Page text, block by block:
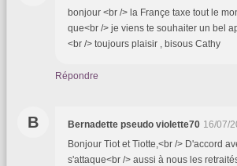
bonjour <br /> la Françe taxe tout le
que<br /> je viens te souhaiter un bel
<br /> toujours plaisir , bisous Cathy
Répondre
B Bernadette pseudo violette70 16/07/
Bonjour Tiot et Tiotte,<br /> D'accord
s'attaque<br /> aussi à nous les